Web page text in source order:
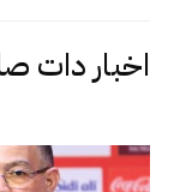
اخبار دات